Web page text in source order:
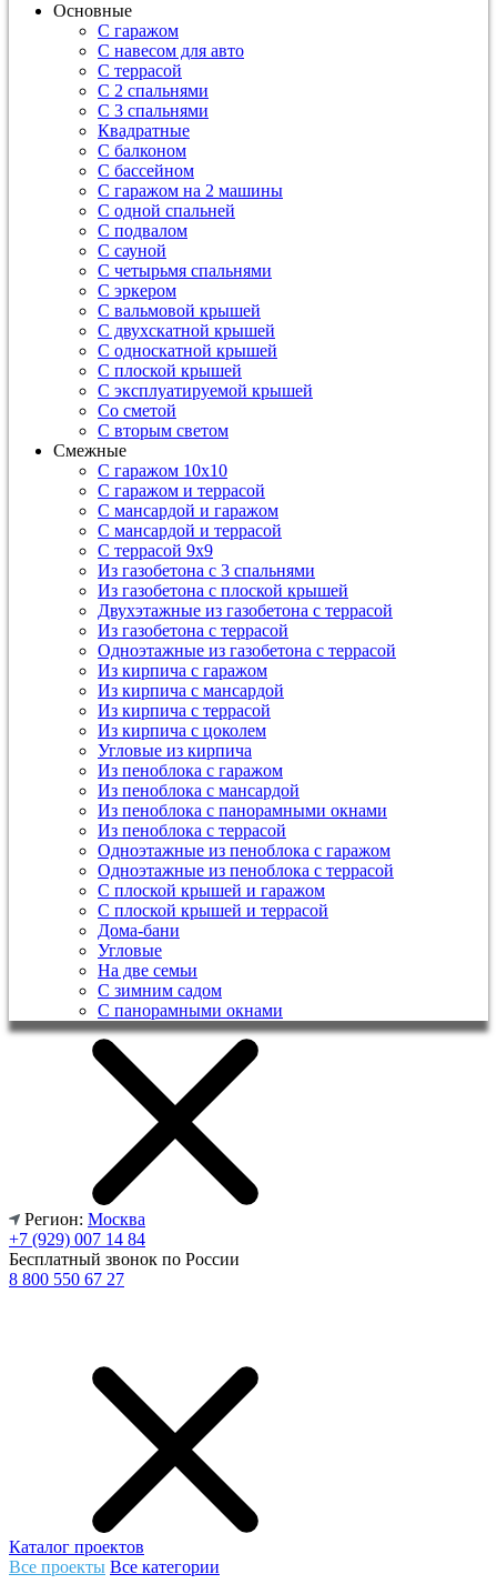
Основные
С гаражом
С навесом для авто
С террасой
С 2 спальнями
С 3 спальнями
Квадратные
С балконом
С бассейном
С гаражом на 2 машины
С одной спальней
С подвалом
С сауной
С четырьмя спальнями
С эркером
С вальмовой крышей
С двухскатной крышей
С односкатной крышей
С плоской крышей
С эксплуатируемой крышей
Со сметой
С вторым светом
Смежные
С гаражом 10х10
С гаражом и террасой
С мансардой и гаражом
С мансардой и террасой
С террасой 9х9
Из газобетона с 3 спальнями
Из газобетона с плоской крышей
Двухэтажные из газобетона с террасой
Из газобетона с террасой
Одноэтажные из газобетона с террасой
Из кирпича с гаражом
Из кирпича с мансардой
Из кирпича с террасой
Из кирпича с цоколем
Угловые из кирпича
Из пеноблока с гаражом
Из пеноблока с мансардой
Из пеноблока с панорамными окнами
Из пеноблока с террасой
Одноэтажные из пеноблока с гаражом
Одноэтажные из пеноблока с террасой
С плоской крышей и гаражом
С плоской крышей и террасой
Дома-бани
Угловые
На две семьи
С зимним садом
С панорамными окнами
Регион: Москва
+7 (929) 007 14 84
Бесплатный звонок по России
8 800 550 67 27
Каталог проектов
Все проекты Все категории